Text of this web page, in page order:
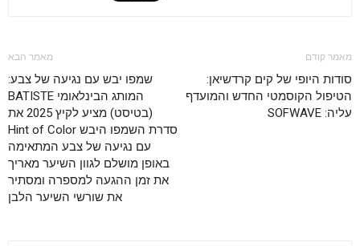
מאמר קודם
סודות היופי של קים קרדשיאן:
הטיפול הקוסמטי החדש והמועדף
עליה: SOFWAVE
מאמר הבא
שמפו יבש עם נגיעה של צבע:
המותג הבינלאומי BATISTE
(בטיסט) מציע לקיץ 2025 את
סדרת השמפו היבש Hint of Color
עם נגיעה של צבע המתאימה
באופן מושלם לגוון השיער מאריך
את זמן ההגעה למספרה ומסתיר
את שורשי השיער הלבן